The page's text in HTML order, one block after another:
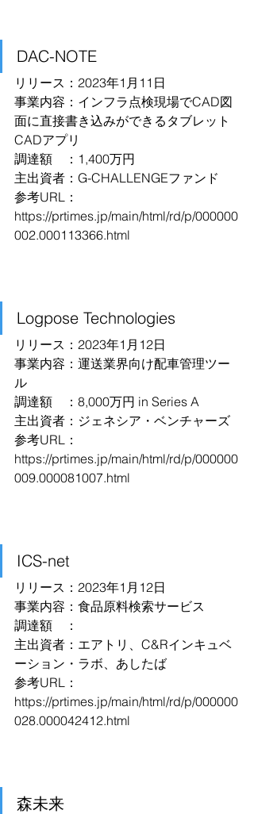
DAC-NOTE
リリース：2023年1月11日
事業内容：インフラ点検現場でCAD図
面に直接書き込みができるタブレット
CADアプリ
調達額　：1,400万円
主出資者：G-CHALLENGEファンド
参考URL：
https://prtimes.jp/main/html/rd/p/000000
002.000113366.html
Logpose Technologies
リリース：2023年1月12日
事業内容：運送業界向け配車管理ツー
ル
調達額　：8,000万円 in Series A
主出資者：ジェネシア・ベンチャーズ
参考URL：
https://prtimes.jp/main/html/rd/p/000000
009.000081007.html
ICS-net
リリース：2023年1月12日
事業内容：食品原料検索サービス
調達額　：
主出資者：エアトリ、C&Rインキュベ
ーション・ラボ、あしたば
参考URL：
https://prtimes.jp/main/html/rd/p/000000
028.000042412.html
森未来